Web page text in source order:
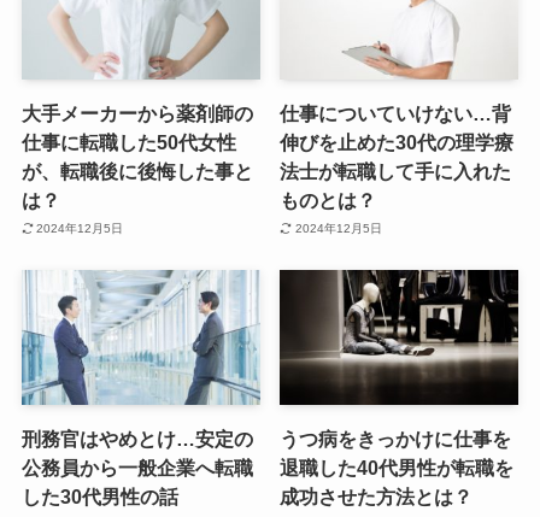
大手メーカーから薬剤師の
仕事に転職した50代女性
が、転職後に後悔した事と
は？
2024年12月5日
仕事についていけない…背
伸びを止めた30代の理学療
法士が転職して手に入れた
ものとは？
2024年12月5日
刑務官はやめとけ…安定の
公務員から一般企業へ転職
した30代男性の話
うつ病をきっかけに仕事を
退職した40代男性が転職を
成功させた方法とは？